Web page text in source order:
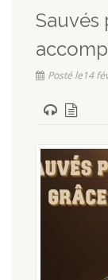
Sauvés
Posté le14